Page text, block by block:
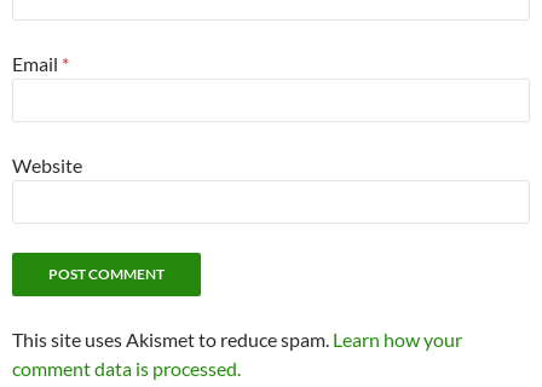
Email *
Website
This site uses Akismet to reduce spam. Learn how your
comment data is processed.